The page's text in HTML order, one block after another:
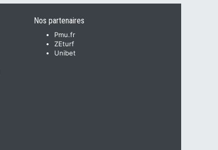
Nos partenaires
Pmu.fr
ZEturf
Unibet